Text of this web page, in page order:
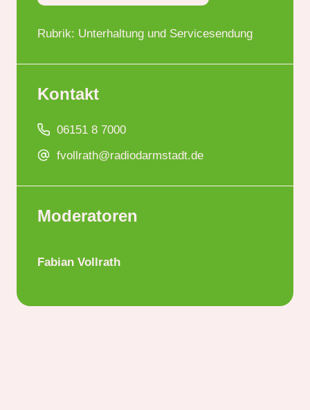
Rubrik: Unterhaltung und Servicesendung
Kontakt
06151 8 7000
fvollrath@radiodarmstadt.de
Moderatoren
Fabian Vollrath